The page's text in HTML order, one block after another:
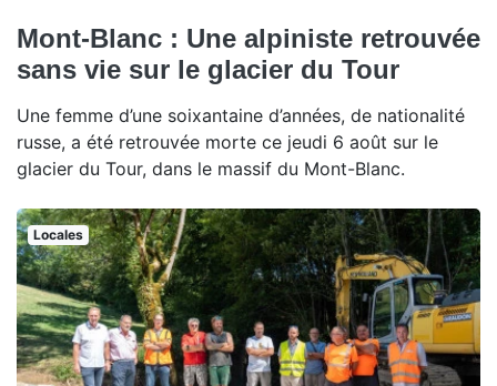
Mont-Blanc : Une alpiniste retrouvée
sans vie sur le glacier du Tour
Une femme d’une soixantaine d’années, de nationalité
russe, a été retrouvée morte ce jeudi 6 août sur le
glacier du Tour, dans le massif du Mont-Blanc.
Locales